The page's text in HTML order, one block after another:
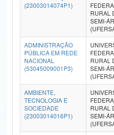
Ministério da Ciência, Tecnologia,
Ministério do Turismo
Ministério do Desenvolvimento Regional
Controladoria-Geral da União
Ministério da Mulher, da Família e dos
(23003014074P1)
RURAL
SEMI-
ADMINISTRAÇÃO
PÚBLICA EM REDE
NACIONAL
(53045009001P3)
RURAL
SEMI-
AMBIENTE,
TECNOLOGIA E
SOCIEDADE
(23003014016P1)
RURAL
SEMI-